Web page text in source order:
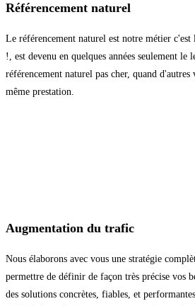
Référencement naturel
Le référencement naturel est notre métier
!, est devenu en quelques années seulement le
référencement naturel pas cher, quand
même prestation.
Augmentation du trafic
Nous élaborons avec vous une stratégie
permettre de définir de façon très précise vos
des solutions concrètes, fiables, et